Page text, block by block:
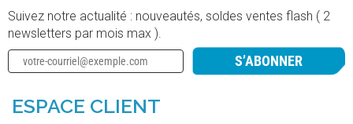
Suivez notre actualité : nouveautés, soldes ventes flash ( 2
newsletters par mois max ).
S’ABONNER
ESPACE CLIENT